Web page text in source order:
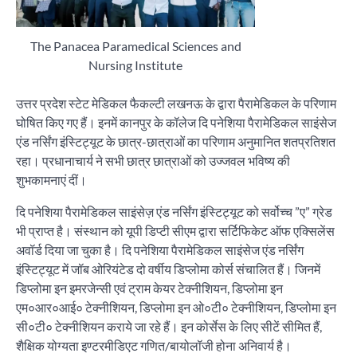
The Panacea Paramedical Sciences and
Nursing Institute
उत्तर प्रदेश स्टेट मेडिकल फैकल्टी लखनऊ के द्वारा पैरामेडिकल के परिणाम
घोषित किए गए हैं। इनमें कानपुर के कॉलेज दि पनेशिया पैरामेडिकल साइंसेज
एंड नर्सिंग इंस्टिट्यूट के छात्र-छात्राओं का परिणाम अनुमानित शतप्रतिशत
रहा। प्रधानाचार्य ने सभी छात्र छात्राओं को उज्जवल भविष्य की
शुभकामनाएं दीं।
दि पनेशिया पैरामेडिकल साइंसेज़ एंड नर्सिंग इंस्टिट्यूट को सर्वोच्च ”ए” ग्रेड
भी प्राप्त है। संस्थान को यूपी डिप्टी सीएम द्वारा सर्टिफिकेट ऑफ एक्सिलेंस
अवॉर्ड दिया जा चुका है। दि पनेशिया पैरामेडिकल साइंसेज एंड नर्सिंग
इंस्टिट्यूट में जॉब ओरियंटेड दो वर्षीय डिप्लोमा कोर्स संचालित हैं। जिनमें
डिप्लोमा इन इमरजेन्सी एवं ट्राम केयर टेक्नीशियन, डिप्लोमा इन
एम०आर०आई० टेक्नीशियन, डिप्लोमा इन ओ०टी० टेक्नीशियन, डिप्लोमा इन
सी०टी० टेक्नीशियन कराये जा रहे हैं। इन कोर्सेस के लिए सीटें सीमित हैं,
शैक्षिक योग्यता इण्टरमीडिएट गणित/बायोलॉजी होना अनिवार्य है।